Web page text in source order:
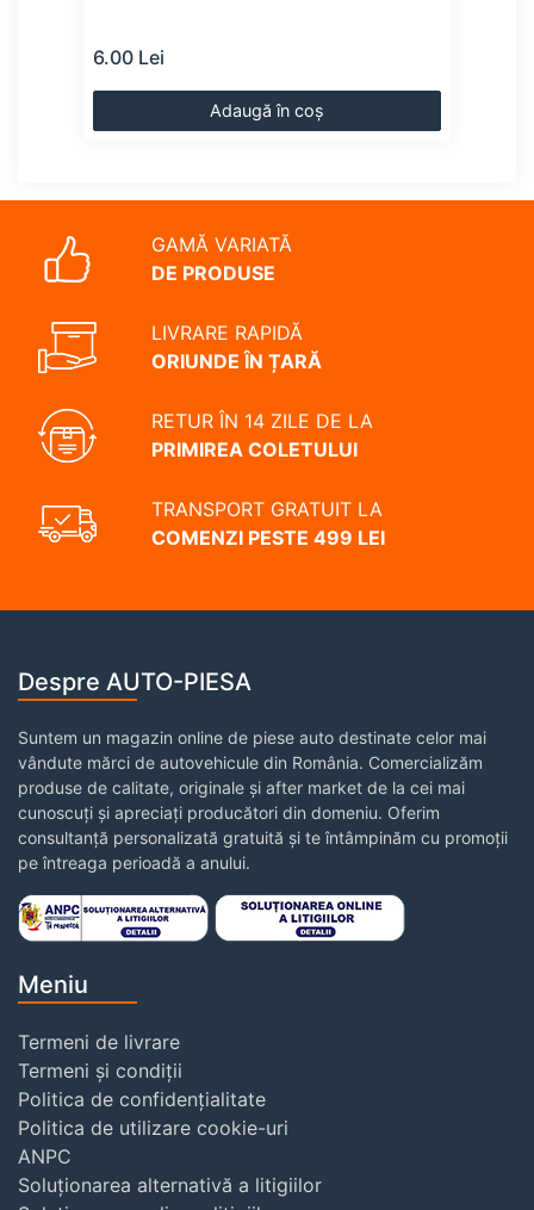
6.00 Lei
Adaugă în coș
GAMĂ VARIATĂ
DE PRODUSE
LIVRARE RAPIDĂ
ORIUNDE ÎN ȚARĂ
RETUR ÎN 14 ZILE DE LA
PRIMIREA COLETULUI
TRANSPORT GRATUIT LA
COMENZI PESTE 499 LEI
Despre AUTO-PIESA
Suntem un magazin online de piese auto destinate celor mai
vândute mărci de autovehicule din România. Comercializăm
produse de calitate, originale și after market de la cei mai
cunoscuți și apreciați producători din domeniu. Oferim
consultanță personalizată gratuită și te întâmpinăm cu promoții
pe întreaga perioadă a anului.
Meniu
Termeni de livrare
Termeni și condiții
Politica de confidențialitate
Politica de utilizare cookie-uri
ANPC
Soluționarea alternativă a litigiilor